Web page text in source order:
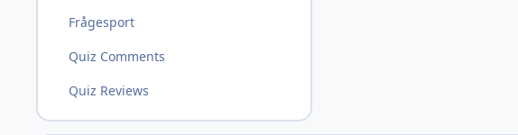
Frågesport
Quiz Comments
Quiz Reviews